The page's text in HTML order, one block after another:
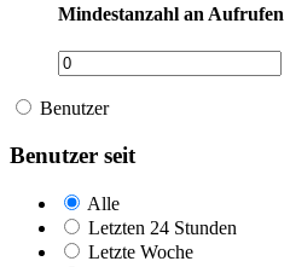
Mindestanzahl an Aufrufen
Benutzer
Benutzer seit
Alle
Letzten 24 Stunden
Letzte Woche